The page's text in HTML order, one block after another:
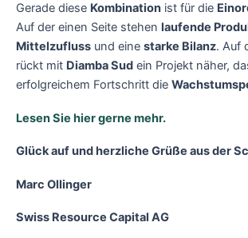
Gerade diese Kombination ist für die
Auf der einen Seite stehen laufende
Mittelzufluss und eine starke Bilanz. Auf
rückt mit Diamba Sud ein Projekt näher,
erfolgreichem Fortschritt die
Lesen Sie hier gerne mehr.
Glück auf und herzliche Grüße aus der
Marc Ollinger
Swiss Resource Capital AG